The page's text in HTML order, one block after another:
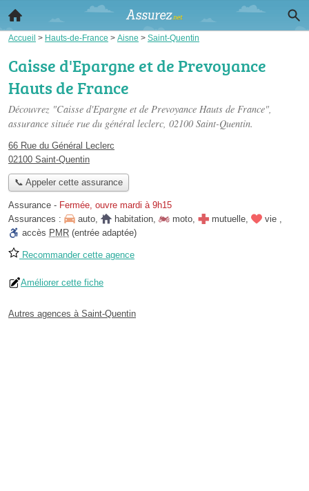
Accueil > Hauts-de-France > Aisne > Saint-Quentin
Caisse d'Epargne et de Prevoyance
Hauts de France
Découvrez "Caisse d'Epargne et de Prevoyance Hauts de France",
assurance située rue du général leclerc, 02100 Saint-Quentin.
66 Rue du Général Leclerc
02100 Saint-Quentin
📞 Appeler cette assurance
Assurance - Fermée, ouvre mardi à 9h15
Assurances :
auto, habitation, moto, mutuelle, vie ,
accès PMR (entrée adaptée)
Recommander cette agence
Améliorer cette fiche
Autres agences à Saint-Quentin